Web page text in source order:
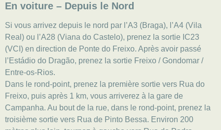
En voiture – Depuis le Nord
Si vous arrivez depuis le nord par l’A3 (Braga), l’A4 (Vila
Real) ou l’A28 (Viana do Castelo), prenez la sortie IC23
(VCI) en direction de Ponte do Freixo. Après avoir passé
l’Estádio do Dragão, prenez la sortie Freixo / Gondomar /
Entre-os-Rios.
Dans le rond-point, prenez la première sortie vers Rua do
Freixo, puis après 1 km, vous arriverez à la gare de
Campanha. Au bout de la rue, dans le rond-point, prenez la
troisième sortie vers Rua de Pinto Bessa. Environ 200